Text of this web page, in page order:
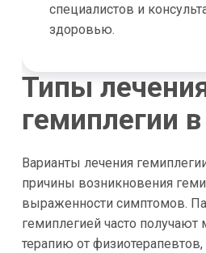
специалистов и
здоровью.
Типы
гемиплегии
Варианты лечения
причины возникновения
выраженности симптомов.
гемиплегией часто
терапию от